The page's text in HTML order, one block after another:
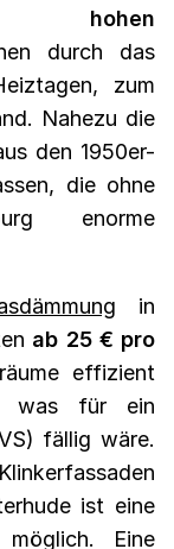
hohen
durch das
zum
Nahezu die
den 1950er-
die ohne
enorme
in
ab 25 € pro
effizient
was für ein
fällig wäre.
ist eine
Eine